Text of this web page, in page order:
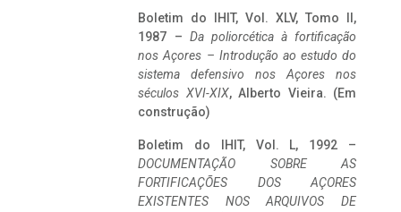
Boletim do IHIT, Vol. XLV, Tomo II,
1987 – Da poliorcética à fortificação
nos Açores – Introdução ao estudo do
sistema defensivo nos Açores nos
séculos XVI-XIX, Alberto Vieira. (Em
construção)
Boletim do IHIT, Vol. L, 1992 –
DOCUMENTAÇÃO SOBRE AS
FORTIFICAÇÕES DOS AÇORES
EXISTENTES NOS ARQUIVOS DE